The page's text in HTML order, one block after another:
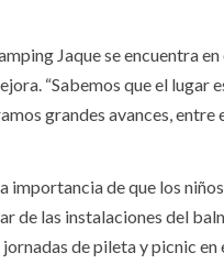
Jaque se encuentra
“Sabemos que el
grandes avances,
de que los
de las instalaciones del
de pileta y picnic